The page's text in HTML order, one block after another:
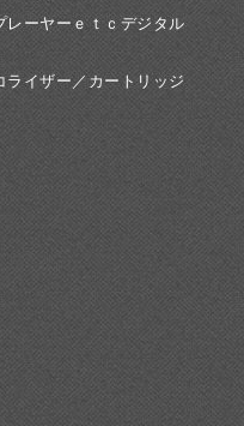
レーヤーｅｔｃデジタル
ライザー／カートリッジ